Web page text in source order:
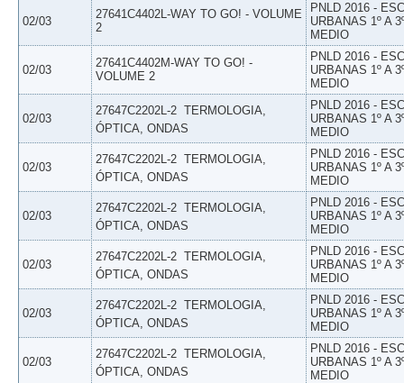
02/03
27641C4402L-WAY TO GO! - VOLUME
2
PNLD 2016 -
URBANAS 1º A
MEDIO
02/03
27641C4402M-WAY TO GO! -
VOLUME 2
PNLD 2016 -
URBANAS 1º A
MEDIO
02/03
27647C2202L-2  TERMOLOGIA,
ÓPTICA, ONDAS
PNLD 2016 -
URBANAS 1º A
MEDIO
02/03
27647C2202L-2  TERMOLOGIA,
ÓPTICA, ONDAS
PNLD 2016 -
URBANAS 1º A
MEDIO
02/03
27647C2202L-2  TERMOLOGIA,
ÓPTICA, ONDAS
PNLD 2016 -
URBANAS 1º A
MEDIO
02/03
27647C2202L-2  TERMOLOGIA,
ÓPTICA, ONDAS
PNLD 2016 -
URBANAS 1º A
MEDIO
02/03
27647C2202L-2  TERMOLOGIA,
ÓPTICA, ONDAS
PNLD 2016 -
URBANAS 1º A
MEDIO
02/03
27647C2202L-2  TERMOLOGIA,
ÓPTICA, ONDAS
PNLD 2016 -
URBANAS 1º A
MEDIO